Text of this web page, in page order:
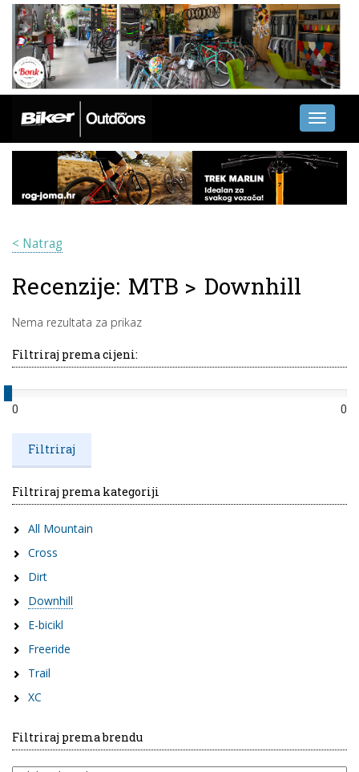
Toggle
< Natrag
Recenzije: MTB > Downhill
Nema rezultata za prikaz
Filtriraj prema cijeni:
0 0
Filtriraj prema kategoriji
All Mountain
Cross
Dirt
Downhill
E-bicikl
Freeride
Trail
XC
Filtriraj prema brendu